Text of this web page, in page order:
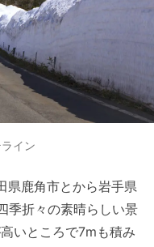
イン
県鹿角市とから岩手県
季折々の素晴らしい景
いところで7mも積み